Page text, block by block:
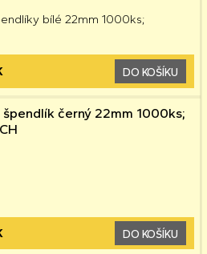
bílé 22mm 1000ks;
DO KOŠÍKU
špendlík černý 22mm 1000ks;
DO KOŠÍKU